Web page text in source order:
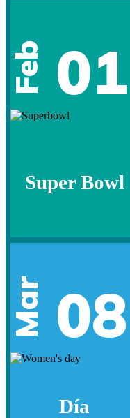
Feb 01
Super Bowl
Mar 08
Día